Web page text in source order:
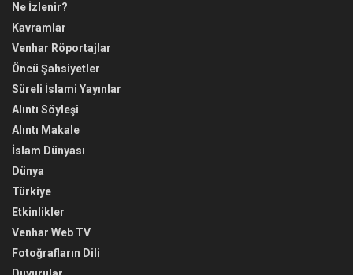
Ne İzlenir?
Kavramlar
Venhar Röportajlar
Öncü Şahsiyetler
Süreli İslami Yayınlar
Alıntı Söyleşi
Alıntı Makale
İslam Dünyası
Dünya
Türkiye
Etkinlikler
Venhar Web TV
Fotoğrafların Dili